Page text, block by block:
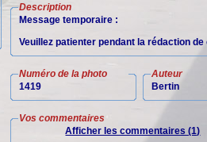
Description
Message temporaire :
Veuillez patienter pendant la rédaction
Numéro de la photo
1419
Auteur
Bertin
Vos commentaires
Afficher les commentaires (1)